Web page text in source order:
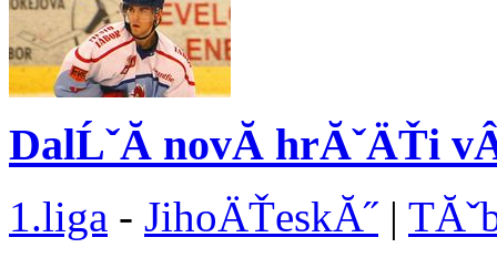
DalĹˇĂ­ novĂ­ hrĂˇÄŤi
1.liga - JihoÄŤeskĂ˝|